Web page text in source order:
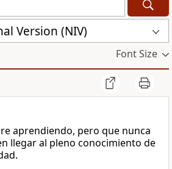
Version (NIV)
Font Size
aprendiendo, pero que nunca
llegar al pleno conocimiento de